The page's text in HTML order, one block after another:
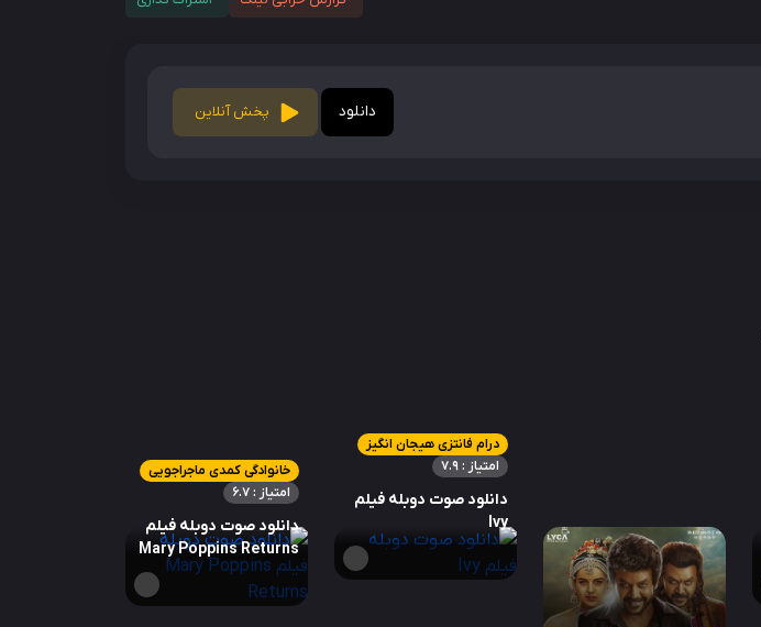
دانلود پخش آنلاین
درام فانتزی هیجان انگیز
امتیاز : 7.9
دانلود صوت دوبله فیلم
Ivy
خانوادگی کمدی ماجراجویی
امتیاز : 6.7
دانلود صوت دوبله فیلم
Mary Poppins Returns